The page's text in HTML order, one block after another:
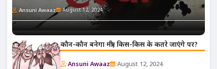
Ansuni Awaaz August 12, 2024
कौन-कौन बनेगा मंत्री, किस-किस के कतरे जाएंगे पर?
Ansuni Awaaz August 12, 2024